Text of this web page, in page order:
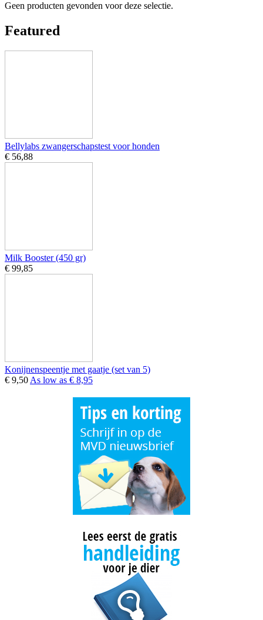
Geen producten gevonden voor deze selectie.
Featured
Bellylabs zwangerschapstest voor honden
€ 56,88
Milk Booster (450 gr)
€ 99,85
Konijnenspeentje met gaatje (set van 5)
€ 9,50 As low as € 8,95